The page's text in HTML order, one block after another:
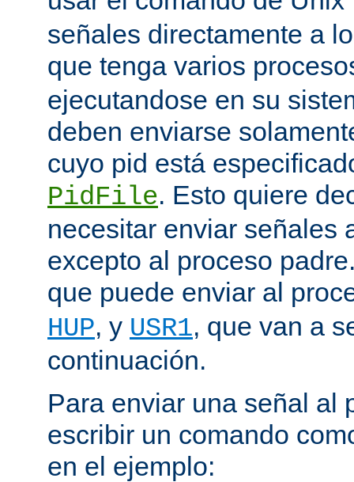
señales directamente a
que tenga varios
ejecutandose en su
deben enviarse
cuyo pid está
PidFile. Esto quiere
necesitar enviar señales
excepto al proceso
que puede enviar al
HUP, y USR1, que van a
continuación.
Para enviar una señal al
escribir un comando
en el ejemplo: